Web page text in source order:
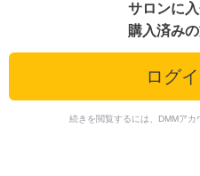
サロンに
購入済み
ログ
続きを閲覧するには、DMMアカ